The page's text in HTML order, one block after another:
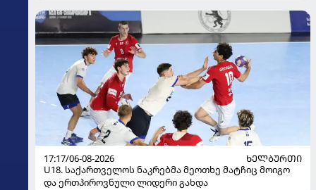
17:17/06-08-2026
ᲮᲔᲚᲑᲣᲠᲗᲘ
U18. საქართველოს ნაკრებმა მეოთხე მატჩიც მოიგო
და ერთპიროვნული ლიდერი გახდა